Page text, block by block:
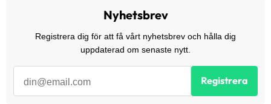
Nyhetsbrev
Registrera dig för att få vårt nyhetsbrev och hålla dig
uppdaterad om senaste nytt.
Registrera